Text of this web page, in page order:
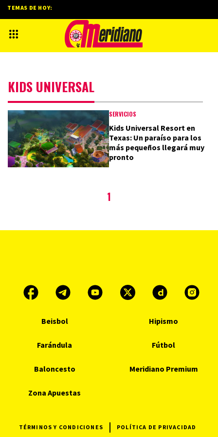
KIDS UNIVERSAL
SERVICIOS
Kids Universal Resort en
Texas: Un paraíso para los
más pequeños llegará muy
pronto
1
TEMAS DE HOY:
Beisbol Hipismo
Farándula Fútbol
Baloncesto Meridiano Premium
Zona Apuestas
TÉRMINOS Y CONDICIONES POLÍTICA DE PRIVACIDAD